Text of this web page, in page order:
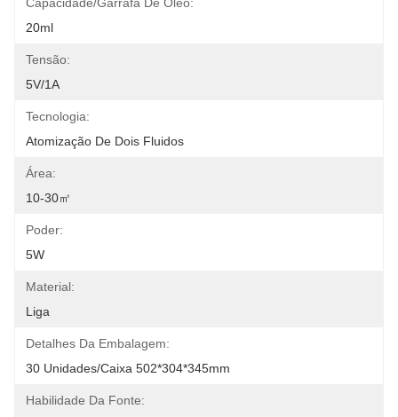
20ml
Tensão:
5V/1A
Tecnologia:
Atomização De Dois Fluidos
Área:
10-30㎡
Poder:
5W
Material:
Liga
Detalhes Da Embalagem:
30 Unidades/caixa 502*304*345mm
Habilidade Da Fonte: